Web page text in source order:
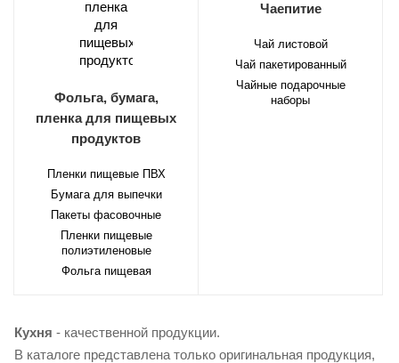
Фольга, бумага,
пленка для пищевых
продуктов
Пленки пищевые ПВХ
Бумага для выпечки
Пакеты фасовочные
Пленки пищевые
полиэтиленовые
Фольга пищевая
Чаепитие
Чай листовой
Чай пакетированный
Чайные подарочные
наборы
Кухня - качественной продукции.
В каталоге представлена только оригинальная продукция,